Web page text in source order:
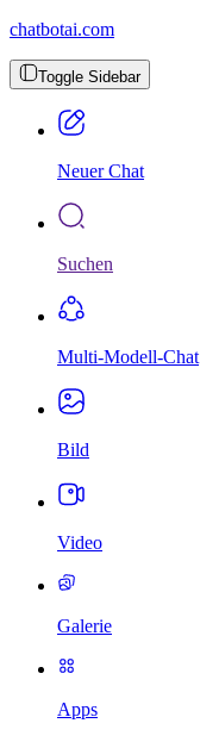
chatbotai.com
Toggle Sidebar
Neuer Chat
Suchen
Multi-Modell-Chat
Bild
Video
Galerie
Apps